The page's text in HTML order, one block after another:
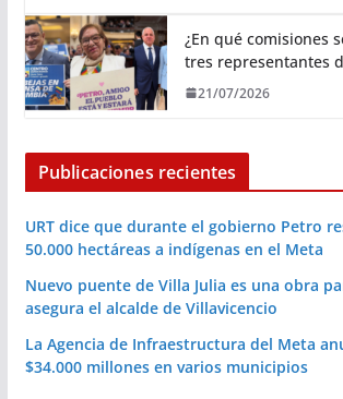
¿En qué comisiones
tres representantes
21/07/2026
Publicaciones recientes
URT dice que durante el gobierno Petro
50.000 hectáreas a indígenas en el Meta
Nuevo puente de Villa Julia es una obra
asegura el alcalde de Villavicencio
La Agencia de Infraestructura del Meta
$34.000 millones en varios municipios